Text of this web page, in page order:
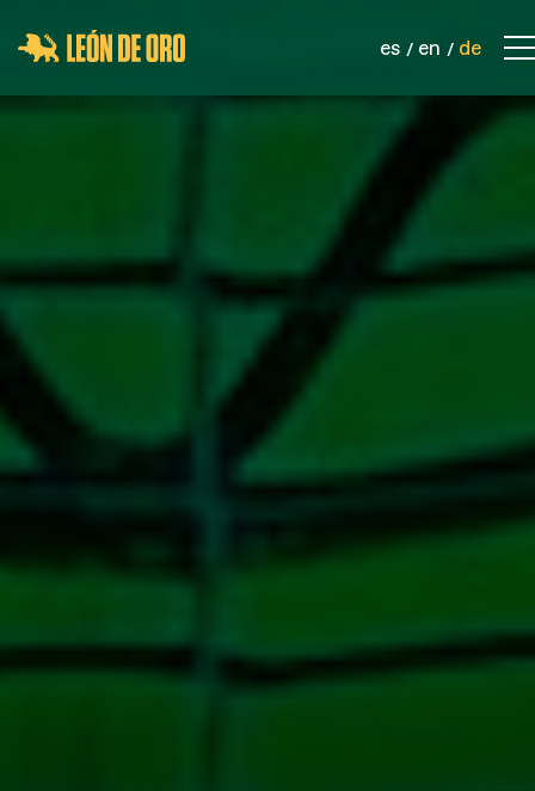
es en de
KONTAKT
UNTERNEHMEN
PRODUKTE
SPORTNETZE
SICHERHEITSNETZE
INDUSTRIELLE NETZWERKE